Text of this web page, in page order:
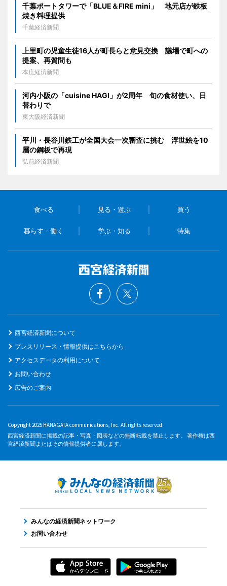
千葉ポートタワーで「BLUE＆FIRE mini」 地元店が鉄板
焼き料理提供
千葉経済新聞
上里町の児童生徒16人が町長らと意見交換 議場で町への
提案、再質問も
本庄経済新聞
河内小阪の「cuisine HAGI」が2周年 旬の食材使い、日
替わりで
東大阪経済新聞
平川・長谷川鉄工が全国大会一次審査に挑む 浮世絵を10
層の鋼板で再現
弘前経済新聞
食べる 見る・遊ぶ 買う
暮らす・働く 学ぶ・知る 特集
西宮経済新聞について
プレスリリース・情報提供はこちらから
アクセスデータの利用について
お問い合わせ
広告のご案内
Copyright 2025 HANAGATA communications, Inc. All rights reserved.
西宮経済新聞に掲載の記事・写真・図表などの無断転載を禁止します。 著作権は西
宮経済新聞またはその情報提供者に属します。
みんなの経済新聞ネットワーク
お問い合わせ